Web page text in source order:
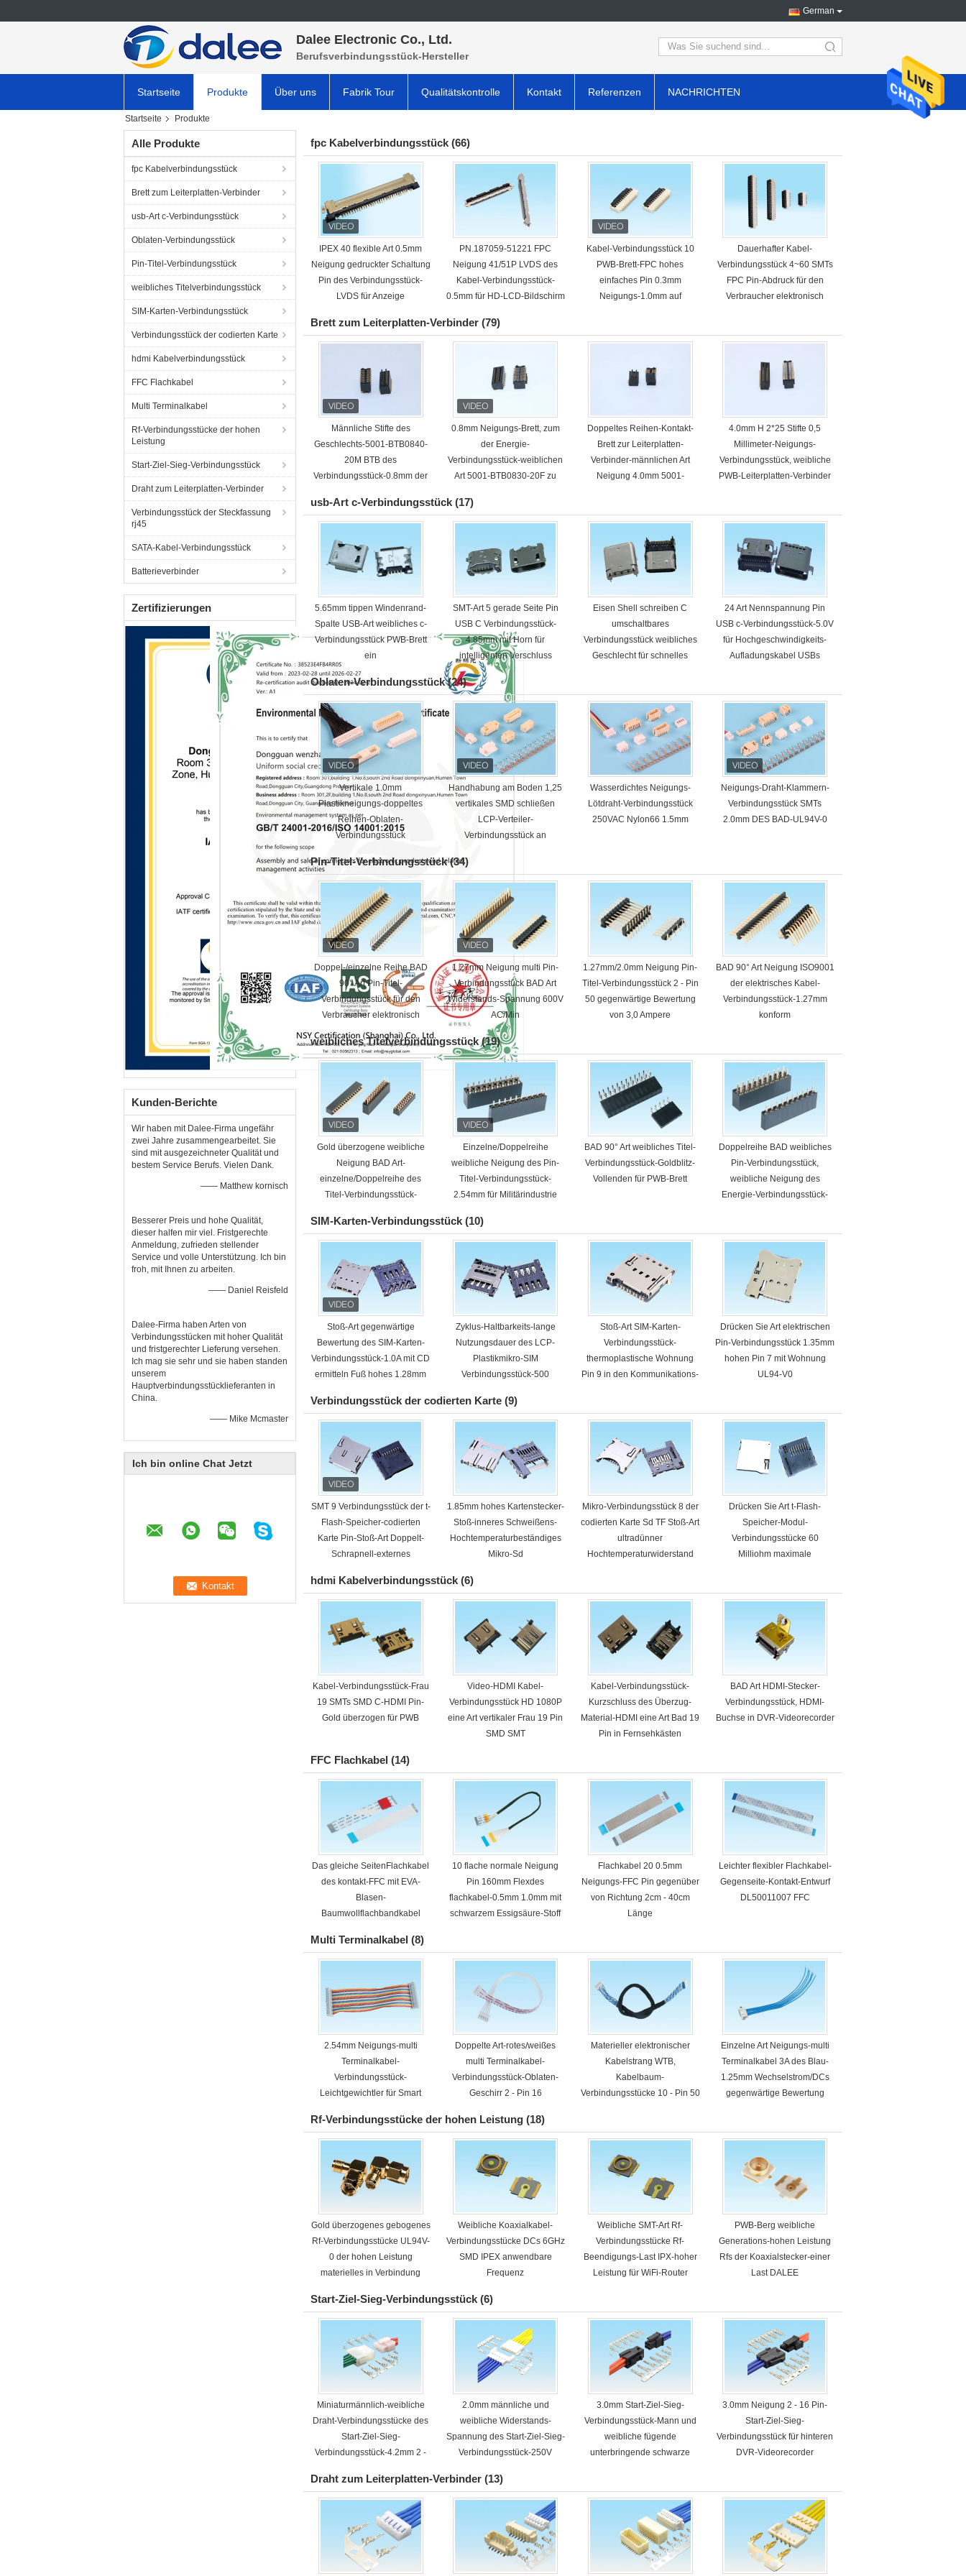
German
Dalee Electronic Co., Ltd.
Berufsverbindungsstück-Hersteller search
Startseite Produkte Über uns Fabrik Tour Qualitätskontrolle Kontakt Referenzen NACHRICHTEN
Startseite Produkte
Alle Produkte
fpc Kabelverbindungsstück
Brett zum Leiterplatten-Verbinder
usb-Art c-Verbindungsstück
Oblaten-Verbindungsstück
Pin-Titel-Verbindungsstück
weibliches Titelverbindungsstück
SIM-Karten-Verbindungsstück
Verbindungsstück der codierten Karte
hdmi Kabelverbindungsstück
FFC Flachkabel
Multi Terminalkabel
Rf-Verbindungsstücke der hohen
Leistung
Start-Ziel-Sieg-Verbindungsstück
Draht zum Leiterplatten-Verbinder
Verbindungsstück der Steckfassung
rj45
SATA-Kabel-Verbindungsstück
Batterieverbinder
Zertifizierungen
Kunden-Berichte
Wir haben mit Dalee-Firma ungefähr
zwei Jahre zusammengearbeitet. Sie
sind mit ausgezeichneter Qualität und
bestem Service Berufs. Vielen Dank.
—— Matthew kornisch
Besserer Preis und hohe Qualität,
dieser halfen mir viel. Fristgerechte
Anmeldung, zufrieden stellender
Service und volle Unterstützung. Ich bin
froh, mit Ihnen zu arbeiten.
—— Daniel Reisfeld
Dalee-Firma haben Arten von
Verbindungsstücken mit hoher Qualität
und fristgerechter Lieferung versehen.
Ich mag sie sehr und sie haben standen
unserem
Hauptverbindungsstücklieferanten in
China.
—— Mike Mcmaster
Ich bin online Chat Jetzt
fpc Kabelverbindungsstück (66)
IPEX 40 flexible Art 0.5mm
Neigung gedruckter Schaltung
Pin des Verbindungsstück-
LVDS für Anzeige
PN.187059-51221 FPC
Neigung 41/51P LVDS des
Kabel-Verbindungsstück-
0.5mm für HD-LCD-Bildschirm
Kabel-Verbindungsstück 10
PWB-Brett-FPC hohes
einfaches Pin 0.3mm
Neigungs-1.0mm auf
Dauerhafter Kabel-
Verbindungsstück 4~60 SMTs
FPC Pin-Abdruck für den
Verbraucher elektronisch
Brett zum Leiterplatten-Verbinder (79)
Männliche Stifte des
Geschlechts-5001-BTB0840-
20M BTB des
Verbindungsstück-0.8mm der
0.8mm Neigungs-Brett, zum
der Energie-
Verbindungsstück-weiblichen
Art 5001-BTB0830-20F zu
Doppeltes Reihen-Kontakt-
Brett zur Leiterplatten-
Verbinder-männlichen Art
Neigung 4.0mm 5001-
4.0mm H 2*25 Stifte 0,5
Millimeter-Neigungs-
Verbindungsstück, weibliche
PWB-Leiterplatten-Verbinder
usb-Art c-Verbindungsstück (17)
5.65mm tippen Windenrand-
Spalte USB-Art weibliches c-
Verbindungsstück PWB-Brett
ein
SMT-Art 5 gerade Seite Pin
USB C Verbindungsstück-
4.85mm mit Horn für
intelligenten Verschluss
Eisen Shell schreiben C
umschaltbares
Verbindungsstück weibliches
Geschlecht für schnelles
24 Art Nennspannung Pin
USB c-Verbindungsstück-5.0V
für Hochgeschwindigkeits-
Aufladungskabel USBs
Oblaten-Verbindungsstück (24)
Vertikale 1.0mm
Plastikneigungs-doppeltes
Reihen-Oblaten-
Verbindungsstück
Handhabung am Boden 1,25
vertikales SMD schließen
LCP-Verteiler-
Verbindungsstück an
Wasserdichtes Neigungs-
Lötdraht-Verbindungsstück
250VAC Nylon66 1.5mm
Neigungs-Draht-Klammern-
Verbindungsstück SMTs
2.0mm DES BAD-UL94V-0
Pin-Titel-Verbindungsstück (34)
Doppel-/einzelne Reihe BAD
90° Art Pin-Titel-
Verbindungsstück für den
Verbraucher elektronisch
1.27mm Neigung multi Pin-
Verbindungsstück BAD Art
Widerstands-Spannung 600V
AC/Min
1.27mm/2.0mm Neigung Pin-
Titel-Verbindungsstück 2 - Pin
50 gegenwärtige Bewertung
von 3,0 Ampere
BAD 90° Art Neigung ISO9001
der elektrisches Kabel-
Verbindungsstück-1.27mm
konform
weibliches Titelverbindungsstück (19)
Gold überzogene weibliche
Neigung BAD Art-
einzelne/Doppelreihe des
Titel-Verbindungsstück-
Einzelne/Doppelreihe
weibliche Neigung des Pin-
Titel-Verbindungsstück-
2.54mm für Militärindustrie
BAD 90° Art weibliches Titel-
Verbindungsstück-Goldblitz-
Vollenden für PWB-Brett
Doppelreihe BAD weibliches
Pin-Verbindungsstück,
weibliche Neigung des
Energie-Verbindungsstück-
SIM-Karten-Verbindungsstück (10)
Stoß-Art gegenwärtige
Bewertung des SIM-Karten-
Verbindungsstück-1.0A mit CD
ermitteln Fuß hohes 1.28mm
Zyklus-Haltbarkeits-lange
Nutzungsdauer des LCP-
Plastikmikro-SIM
Verbindungsstück-500
Stoß-Art SIM-Karten-
Verbindungsstück-
thermoplastische Wohnung
Pin 9 in den Kommunikations-
Drücken Sie Art elektrischen
Pin-Verbindungsstück 1.35mm
hohen Pin 7 mit Wohnung
UL94-V0
Verbindungsstück der codierten Karte (9)
SMT 9 Verbindungsstück der t-
Flash-Speicher-codierten
Karte Pin-Stoß-Art Doppelt-
Schrapnell-externes
1.85mm hohes Kartenstecker-
Stoß-inneres Schweißens-
Hochtemperaturbeständiges
Mikro-Sd
Mikro-Verbindungsstück 8 der
codierten Karte Sd TF Stoß-Art
ultradünner
Hochtemperaturwiderstand
Drücken Sie Art t-Flash-
Speicher-Modul-
Verbindungsstücke 60
Milliohm maximale
hdmi Kabelverbindungsstück (6)
Kabel-Verbindungsstück-Frau
19 SMTs SMD C-HDMI Pin-
Gold überzogen für PWB
Video-HDMI Kabel-
Verbindungsstück HD 1080P
eine Art vertikaler Frau 19 Pin
SMD SMT
Kabel-Verbindungsstück-
Kurzschluss des Überzug-
Material-HDMI eine Art Bad 19
Pin in Fernsehkästen
BAD Art HDMI-Stecker-
Verbindungsstück, HDMI-
Buchse in DVR-Videorecorder
FFC Flachkabel (14)
Das gleiche SeitenFlachkabel
des kontakt-FFC mit EVA-
Blasen-
Baumwollflachbandkabel
10 flache normale Neigung
Pin 160mm Flexdes
flachkabel-0.5mm 1.0mm mit
schwarzem Essigsäure-Stoff
Flachkabel 20 0.5mm
Neigungs-FFC Pin gegenüber
von Richtung 2cm - 40cm
Länge
Leichter flexibler Flachkabel-
Gegenseite-Kontakt-Entwurf
DL50011007 FFC
Multi Terminalkabel (8)
2.54mm Neigungs-multi
Terminalkabel-
Verbindungsstück-
Leichtgewichtler für Smart
Doppelte Art-rotes/weißes
multi Terminalkabel-
Verbindungsstück-Oblaten-
Geschirr 2 - Pin 16
Materieller elektronischer
Kabelstrang WTB,
Kabelbaum-
Verbindungsstücke 10 - Pin 50
Einzelne Art Neigungs-multi
Terminalkabel 3A des Blau-
1.25mm Wechselstrom/DCs
gegenwärtige Bewertung
Rf-Verbindungsstücke der hohen Leistung (18)
Gold überzogenes gebogenes
Rf-Verbindungsstücke UL94V-
0 der hohen Leistung
materielles in Verbindung
Weibliche Koaxialkabel-
Verbindungsstücke DCs 6GHz
SMD IPEX anwendbare
Frequenz
Weibliche SMT-Art Rf-
Verbindungsstücke Rf-
Beendigungs-Last IPX-hoher
Leistung für WiFi-Router
PWB-Berg weibliche
Generations-hohen Leistung
Rfs der Koaxialstecker-einer
Last DALEE
Start-Ziel-Sieg-Verbindungsstück (6)
Miniaturmännlich-weibliche
Draht-Verbindungsstücke des
Start-Ziel-Sieg-
Verbindungsstück-4.2mm 2 -
2.0mm männliche und
weibliche Widerstands-
Spannung des Start-Ziel-Sieg-
Verbindungsstück-250V
3.0mm Start-Ziel-Sieg-
Verbindungsstück-Mann und
weibliche fügende
unterbringende schwarze
3.0mm Neigung 2 - 16 Pin-
Start-Ziel-Sieg-
Verbindungsstück für hinteren
DVR-Videorecorder
Draht zum Leiterplatten-Verbinder (13)